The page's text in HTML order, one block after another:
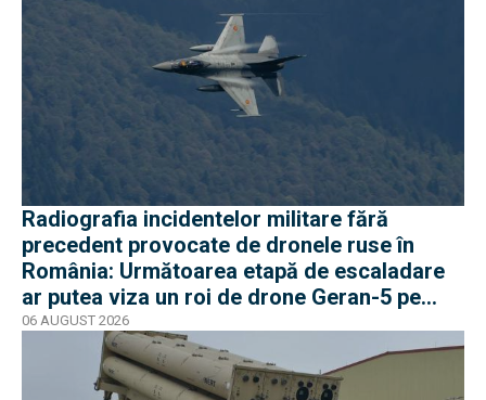
Radiografia incidentelor militare fără
precedent provocate de dronele ruse în
România: Următoarea etapă de escaladare
ar putea viza un roi de drone Geran-5 pe
direcția Galați-Reni
06 AUGUST 2026